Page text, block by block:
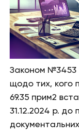
Законом №3453
щодо тих, кого
69.35 прим2
31.12.2024 р. до